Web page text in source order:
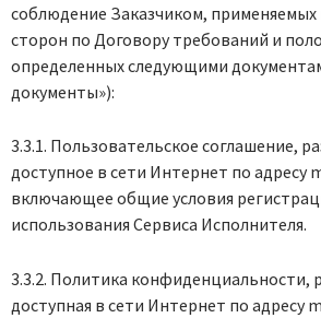
соблюдение Заказчиком,
сторон по Договору требований и
определенных следующими
документы»):
3.3.1. Пользовательское соглашение,
доступное в сети Интернет по адресу
включающее общие условия
использования Сервиса Исполнителя.
3.3.2. Политика конфиденциальности,
доступная в сети Интернет по адресу